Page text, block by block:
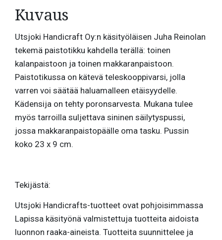
Kuvaus
Utsjoki Handicraft Oy:n käsityöläisen Juha Reinolan
tekemä paistotikku kahdella terällä: toinen
kalanpaistoon ja toinen makkaranpaistoon.
Paistotikussa on kätevä teleskooppivarsi, jolla
varren voi säätää haluamalleen etäisyydelle.
Kädensija on tehty poronsarvesta. Mukana tulee
myös tarroilla suljettava sininen säilytyspussi,
jossa makkaranpaistopäälle oma tasku. Pussin
koko 23 x 9 cm.
Tekijästä:
Utsjoki Handicrafts-tuotteet ovat pohjoisimmassa
Lapissa käsityönä valmistettuja tuotteita aidoista
luonnon raaka-aineista. Tuotteita suunnittelee ja